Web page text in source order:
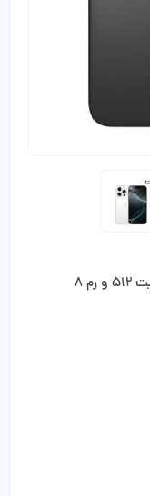
گوشی اپل iPhone 16 Pro Max ZA/A ظرفیت 512 و رم 8